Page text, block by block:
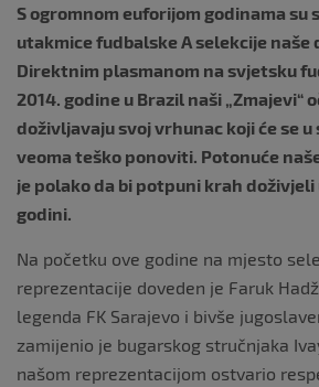
S ogromnom euforijom godinama su
utakmice fudbalske A selekcije naše
Direktnim plasmanom na svjetsku
2014. godine u Brazil naši „Zmajevi“
doživljavaju svoj vrhunac koji će se
veoma teško ponoviti. Potonuće
je polako da bi potpuni krah doživjeli
godini.
Na početku ove godine na mjesto
reprezentacije doveden je Faruk
legenda FK Sarajevo i bivše
zamijenio je bugarskog stručnjaka
našom reprezentacijom ostvario